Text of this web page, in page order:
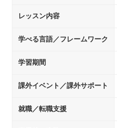
レッスン内容
学べる言語／フレームワーク
学習期間
課外イベント／課外サポート
就職／転職支援